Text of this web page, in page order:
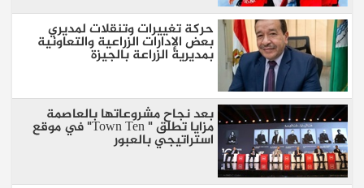
حركة تغييرات وتنقلات لمديري
بعض الإدارات الزراعية والتعاونية
بمديرية الزراعة بالجيزة
بعد نجاح مشروعاتها بالعاصمة
مزايا تطلق " Town Ten" في موقع
استراتيجي بالعبور